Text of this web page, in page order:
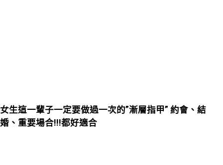
女生這一輩子一定要做過一次的”漸層指甲” 約會、結
婚、重要場合!!!都好適合